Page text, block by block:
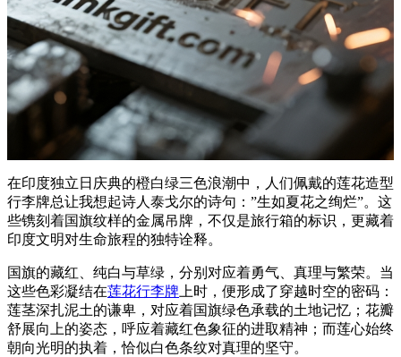
在印度独立日庆典的橙白绿三色浪潮中，人们佩戴的莲花造型
行李牌总让我想起诗人泰戈尔的诗句：”生如夏花之绚烂”。这
些镌刻着国旗纹样的金属吊牌，不仅是旅行箱的标识，更藏着
印度文明对生命旅程的独特诠释。
国旗的藏红、纯白与草绿，分别对应着勇气、真理与繁荣。当
这些色彩凝结在莲花行李牌 上时，便形成了穿越时空的密码：
莲茎深扎泥土的谦卑，对应着国旗绿色承载的土地记忆；花瓣
舒展向上的姿态，呼应着藏红色象征的进取精神；而莲心始终
朝向光明的执着，恰似白色条纹对真理的坚守。